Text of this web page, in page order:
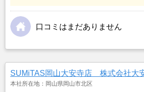
口コミはまだありません
SUMiTAS岡山大安寺店 株式会社大
本社所在地：岡山県岡山市北区